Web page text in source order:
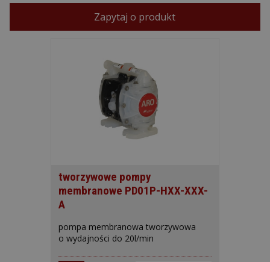
Zapytaj o produkt
tworzywowe pompy
membranowe PD01P-HXX-XXX-
A
pompa membranowa tworzywowa
o wydajności do 20l/min